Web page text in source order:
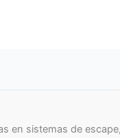
en sistemas de